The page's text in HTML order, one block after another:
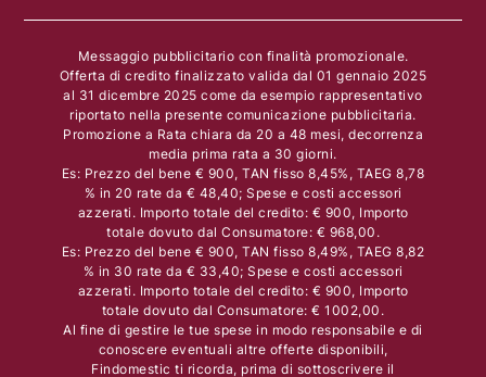
Messaggio pubblicitario con finalità promozionale.
Offerta di credito finalizzato valida dal 01 gennaio 2025
al 31 dicembre 2025 come da esempio rappresentativo
riportato nella presente comunicazione pubblicitaria.
Promozione a Rata chiara da 20 a 48 mesi, decorrenza
media prima rata a 30 giorni.
Es: Prezzo del bene € 900, TAN fisso 8,45%, TAEG 8,78
% in 20 rate da € 48,40; Spese e costi accessori
azzerati. Importo totale del credito: € 900, Importo
totale dovuto dal Consumatore: € 968,00.
Es: Prezzo del bene € 900, TAN fisso 8,49%, TAEG 8,82
% in 30 rate da € 33,40; Spese e costi accessori
azzerati. Importo totale del credito: € 900, Importo
totale dovuto dal Consumatore: € 1002,00.
Al fine di gestire le tue spese in modo responsabile e di
conoscere eventuali altre offerte disponibili,
Findomestic ti ricorda, prima di sottoscrivere il